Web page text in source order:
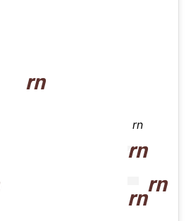
rn
rn
rn
rn
rn